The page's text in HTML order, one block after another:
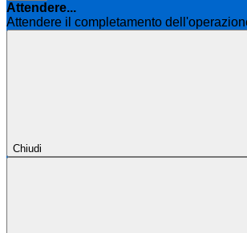
Attendere...
Attendere il completamento
Chiudi